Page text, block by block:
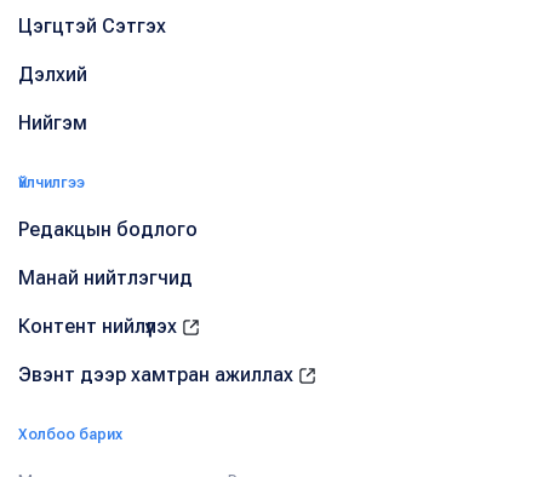
Цэгцтэй Сэтгэх
Дэлхий
Нийгэм
Үйлчилгээ
Редакцын бодлого
Манай нийтлэгчид
Контент нийлүүлэх
Эвэнт дээр хамтран ажиллах
Холбоо барих